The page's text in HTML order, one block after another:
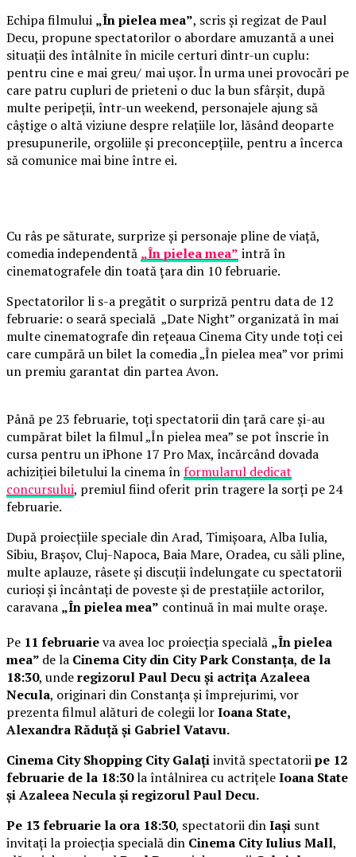
Echipa filmului „În pielea mea”, scris și regizat de Paul
Decu, propune spectatorilor o abordare amuzantă a unei
situații des întâlnite în micile certuri dintr-un cuplu:
pentru cine e mai greu/ mai ușor. În urma unei provocări pe
care patru cupluri de prieteni o duc la bun sfârșit, după
multe peripeții, într-un weekend, personajele ajung să
câștige o altă viziune despre relațiile lor, lăsând deoparte
presupunerile, orgoliile și preconcepțiile, pentru a încerca
să comunice mai bine între ei.
Cu râs pe săturate, surprize și personaje pline de viață,
comedia independentă „În pielea mea” intră în
cinematografele din toată țara din 10 februarie.
Spectatorilor li s-a pregătit o surpriză pentru data de 12
februarie: o seară specială „Date Night” organizată în mai
multe cinematografe din rețeaua Cinema City unde toți cei
care cumpără un bilet la comedia „În pielea mea” vor primi
un premiu garantat din partea Avon.
Până pe 23 februarie, toți spectatorii din țară care și-au
cumpărat bilet la filmul „În pielea mea” se pot înscrie în
cursa pentru un iPhone 17 Pro Max, încărcând dovada
achiziției biletului la cinema înformularul dedicat
concursului, premiul fiind oferit prin tragere la sorți pe 24
februarie.
După proiecțiile speciale din Arad, Timișoara, Alba Iulia,
Sibiu, Brașov, Cluj-Napoca, Baia Mare, Oradea, cu săli pline,
multe aplauze, râsete și discuții îndelungate cu spectatorii
curioși și încântați de poveste și de prestațiile actorilor,
caravana „În pielea mea” continuă în mai multe orașe.
Pe 11 februarieva avea loc proiecția specială „În pielea
mea” de la Cinema City din City Park Constanța, de la
18:30, underegizorul Paul Decu și actrița Azaleea
Necula, originari din Constanța și împrejurimi, vor
prezenta filmul alături de colegii lorIoana State,
Alexandra Răduță și Gabriel Vatavu.
Cinema City Shopping City Galațiinvită spectatoriipe 12
februarie de la 18:30la întâlnirea cu actrițeleIoana State
și Azaleea Necula și regizorul Paul Decu.
Pe 13 februarie la ora 18:30, spectatorii dinIași sunt
invitați la proiecția specială din Cinema City Iulius Mall,